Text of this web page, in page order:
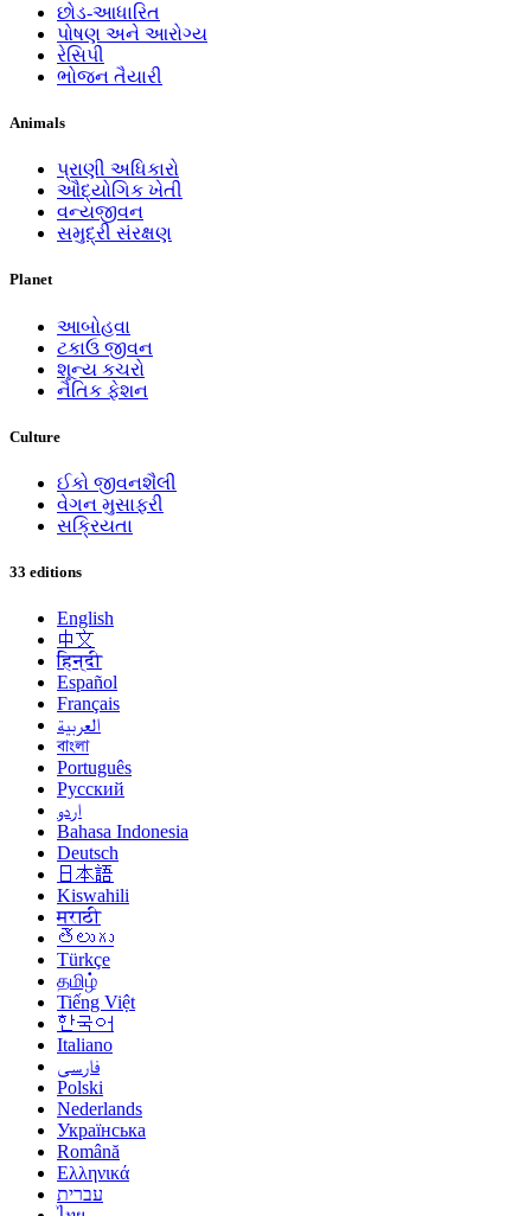
છોડ-આધારિત
પોષણ અને આરોગ્ય
રેસિપી
ભોજન તૈયારી
Animals
પ્રાણી અધિકારો
ઔદ્યોગિક ખેતી
વન્યજીવન
સમુદ્રી સંરક્ષણ
Planet
આબોહવા
ટકાઉ જીવન
શૂન્ય કચરો
નૈતિક ફેશન
Culture
ઈકો જીવનશૈલી
વેગન મુસાફરી
સક્રિયતા
33 editions
English
中文
हिन्दी
Español
Français
العربية
বাংলা
Português
Русский
اردو
Bahasa Indonesia
Deutsch
日本語
Kiswahili
मराठी
తెలుగు
Türkçe
தமிழ்
Tiếng Việt
한국어
Italiano
فارسی
Polski
Nederlands
Українська
Română
Ελληνικά
עברית